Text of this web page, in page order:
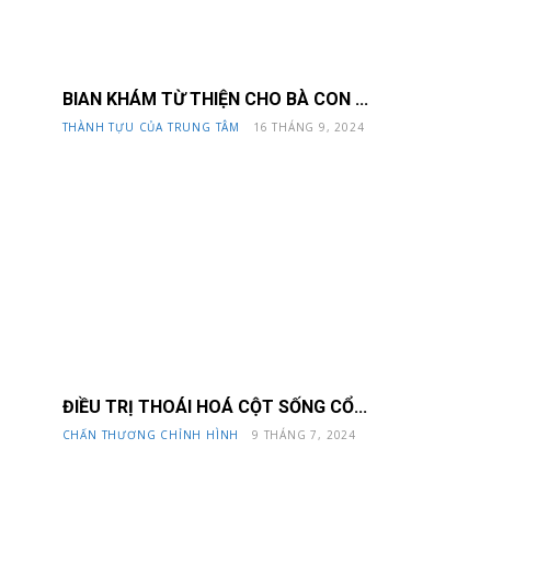
BIAN KHÁM TỪ THIỆN CHO BÀ CON ...
THÀNH TỰU CỦA TRUNG TÂM 16 THÁNG 9, 2024
ĐIỀU TRỊ THOÁI HOÁ CỘT SỐNG CỔ...
CHẤN THƯƠNG CHỈNH HÌNH 9 THÁNG 7, 2024